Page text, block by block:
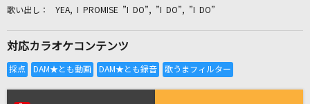
カラオケリクエスト
リアルタイムで歌われている曲の一覧
YEA, I PROMISE ”I DO”, ”I DO”, ”I DO”
対応カラオケコンテンツ